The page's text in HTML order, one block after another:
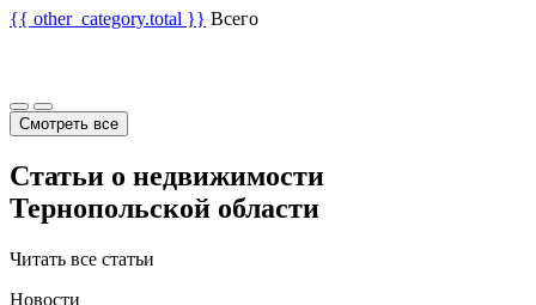
{{ other_category.total }} Всего
Смотреть все
Статьи о недвижимости
Тернопольской области
Читать все статьи
Новости